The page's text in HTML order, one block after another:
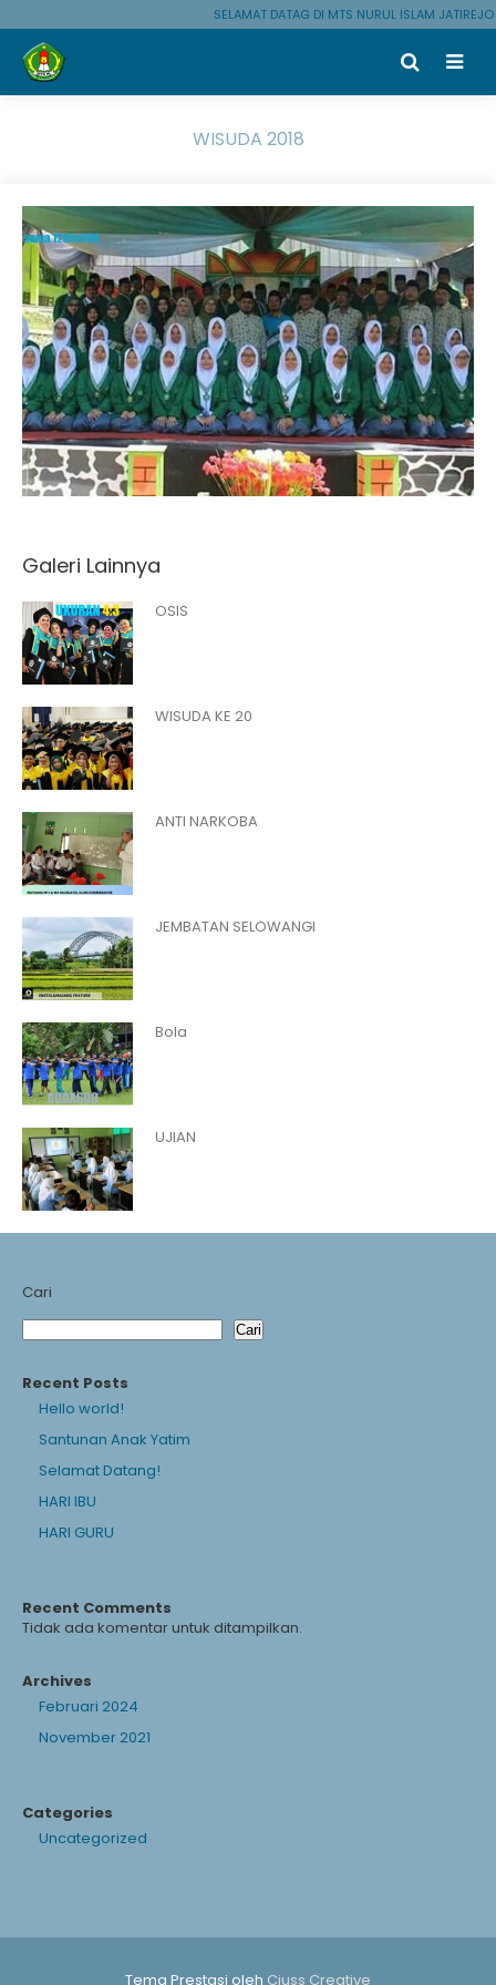
SELAMAT DATAG DI MTS NURUL ISLAM JATIREJO
WISUDA 2018
Galeri Lainnya
OSIS
WISUDA KE 20
ANTI NARKOBA
JEMBATAN SELOWANGI
Bola
UJIAN
Cari
Cari
Recent Posts
Hello world!
Santunan Anak Yatim
Selamat Datang!
HARI IBU
HARI GURU
Recent Comments
Tidak ada komentar untuk ditampilkan.
Archives
Februari 2024
November 2021
Categories
Uncategorized
Tema Prestasi oleh Ciuss Creative